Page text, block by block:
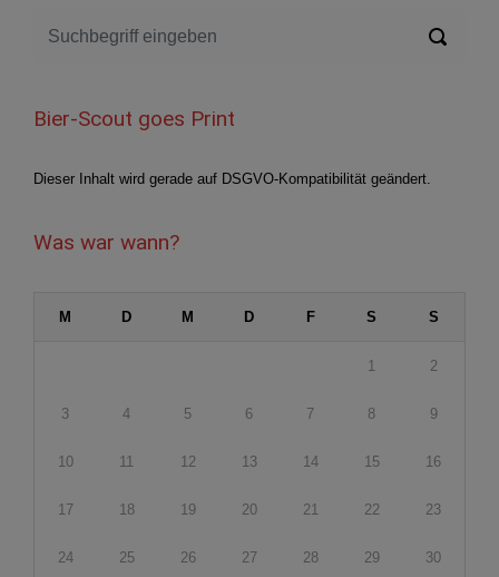
Bier-Scout goes Print
Dieser Inhalt wird gerade auf DSGVO-Kompatibilität geändert.
Was war wann?
M D M D F S S
1 2
3 4 5 6 7 8 9
10 11 12 13 14 15 16
17 18 19 20 21 22 23
24 25 26 27 28 29 30